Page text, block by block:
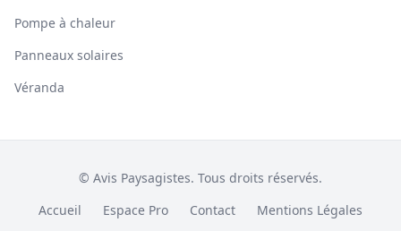
Pompe à chaleur
Panneaux solaires
Véranda
© Avis Paysagistes. Tous droits réservés.
Accueil
Espace Pro Contact Mentions Légales